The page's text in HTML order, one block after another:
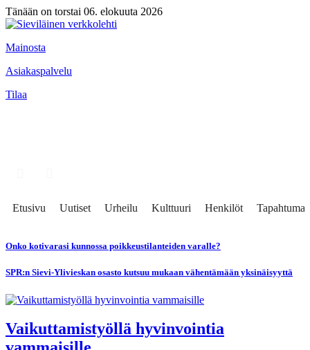
Tänään on torstai 06. elokuuta 2026
Mainosta
Asiakaspalvelu
Tilaa
Etusivu Uutiset Urheilu Kulttuuri Henkilöt Tapahtumat
Onko kotivarasi kunnossa poikkeustilanteiden varalle?
SPR:n Sievi-Ylivieskan osasto kutsuu mukaan vähentämään yksinäisyyttä
Vaikuttamistyöllä hyvinvointia